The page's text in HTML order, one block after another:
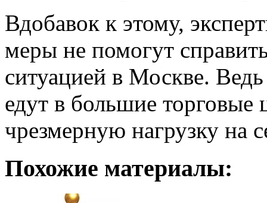
Вдобавок к этому,
меры не помогут
ситуацией в Москве.
едут в большие торговые
чрезмерную нагрузку на
Похожие материалы: